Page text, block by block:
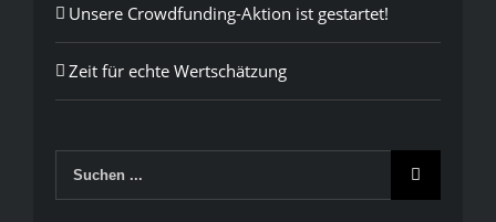
Unsere Crowdfunding-Aktion ist gestartet!
Zeit für echte Wertschätzung
Suche
nach: